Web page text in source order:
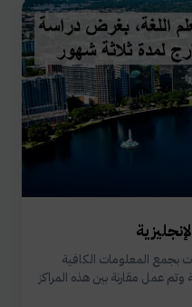
بجمع المعلومات الكافية
وتم عمل مقارنة بين هذه المراكز